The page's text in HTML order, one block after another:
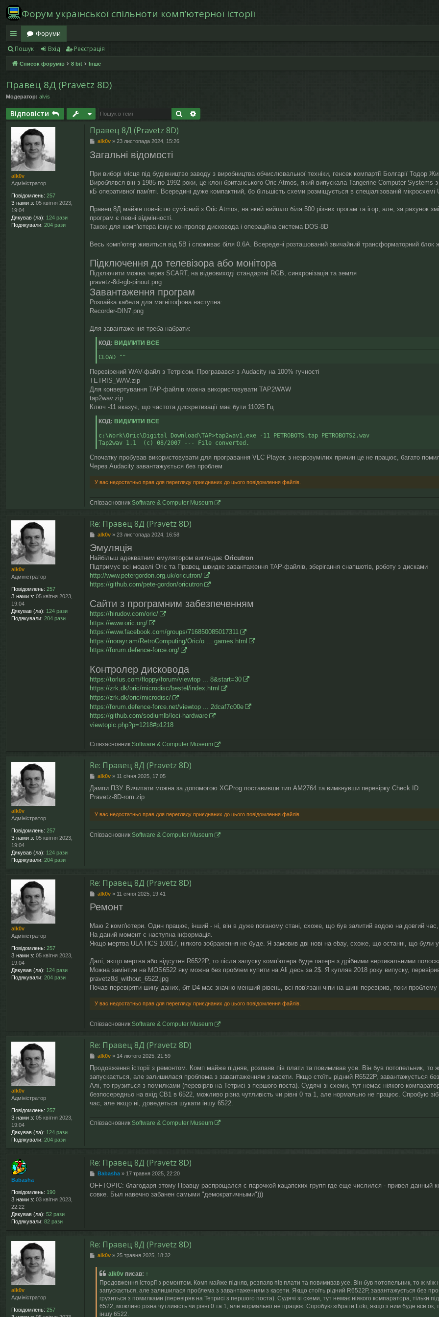
Форум української спільноти компʼютерної історії
в
и
дк
и
й
ос
ту
п
Форуми
Пошук Вхід Реєстрація
Список форумів 8 bit Інше
Правец 8Д (Pravetz 8D)
Модератор: alvis
Відповісти Пошук
alk0v
Адміністратор
Повідомлень: 257
З нами з: 05 квітня 2023,
19:04
Дякував (ла): 124 рази
Подякували: 204 рази
Правец 8Д (Pravetz 8D)
П
в
о
м
л
н
я
alk0v» 23 листопада 2024, 15:26
Загальні відомості
При виборі місця під будівництво заводу з виробництва обчислювальної техніки, генсек компартії Болгарії Тодор
Вироблявся він з 1985 по 1992 роки, це клон британського Oric Atmos, який випускала Tangerine Computer
кБ оперативної пам'яті. Всередині дуже компактний, бо більшість схеми розміщується в спеціалізованій мікросхемі
Правец 8Д майже повністю сумісний з Oric Atmos, на який вийшло біля 500 різних прогам та ігор, але, за рахунок
програм є певні відмінності.
Також для комп'ютера існує контролер дисковода і операційна система DOS-8D
Весь комп'ютер живиться від 5В і споживає біля 0.6А. Всередені розташований звичайний трансформаторний блок
Підключення до телевізора або монітора
Підключити можна через SCART, на відеовиході стандартні RGB, синхронізація та земля
pravetz-8d-rgb-pinout.png
Завантаження програм
Розпайка кабеля для магнітофона наступна:
Recorder-DIN7.png
Для завантаження треба набрати:
КОД: ВИДІЛИТИ ВСЕ
CLOAD ""
Перевірений WAV-файл з Тетрісом. Програвався з Audacity на 100% гучності
TETRIS_WAV.zip
Для конвертування TAP-файлів можна використовувати TAP2WAW
tap2wav.zip
Ключ -11 вказує, що частота дискретизації має бути 11025 Гц
КОД: ВИДІЛИТИ ВСЕ
c:\Work\Oric\Digital Download\TAP>tap2wav1.exe -11 PETROBOTS.tap PETROBOTS2.wav
Tap2wav 1.1  (c) 08/2007 --- File converted.
Спочатку пробував використовувати для програвання VLC Player, з незрозумілих причин це не працює, багато
Через Audacity завантажується без проблем
У вас недостатньо прав для перегляду приєднаних до цього повідомлення файлів.
Співзасновник Software & Computer Museum
alk0v
Адміністратор
Повідомлень: 257
З нами з: 05 квітня 2023,
19:04
Дякував (ла): 124 рази
Подякували: 204 рази
Re: Правец 8Д (Pravetz 8D)
П
в
і
о
м
л
н
н
я
alk0v» 23 листопада 2024, 16:58
Эмуляція
Найбільш адекватним емулятором виглядає Oricutron
Підтримує всі моделі Oric та Правец, швидке завантаження TAP-файлів, зберігання снапшотів, роботу з дисками
http://www.petergordon.org.uk/oricutron/
https://github.com/pete-gordon/oricutron
Сайти з програмним забезпеченням
https://hirudov.com/oric/
https://www.oric.org/
https://www.facebook.com/groups/716850085017311
https://norayr.am/RetroComputing/Oric/o ... games.html
https://forum.defence-force.org/
Контролер дисковода
https://torlus.com/floppy/forum/viewtop ... 8&start=30
https://zrk.dk/oric/microdisc/bestel/index.html
https://zrk.dk/oric/microdisc/
https://forum.defence-force.net/viewtop ... 2dcaf7c00e
https://github.com/sodiumlb/loci-hardware
viewtopic.php?p=1218#p1218
Співзасновник Software & Computer Museum
alk0v
Адміністратор
Повідомлень: 257
З нами з: 05 квітня 2023,
19:04
Дякував (ла): 124 рази
Подякували: 204 рази
Re: Правец 8Д (Pravetz 8D)
П
в
і
о
е
alk0v» 11 січня 2025, 17:05
Дампи ПЗУ. Вичитати можна за допомогою XGProg поставивши тип AM2764 та вимкнувши перевірку Check ID.
Pravetz-8D-rom.zip
У вас недостатньо прав для перегляду приєднаних до цього повідомлення файлів.
Співзасновник Software & Computer Museum
alk0v
Адміністратор
Повідомлень: 257
З нами з: 05 квітня 2023,
19:04
Дякував (ла): 124 рази
Подякували: 204 рази
Re: Правец 8Д (Pravetz 8D)
П
в
о
м
л
н
я
alk0v» 11 січня 2025, 19:41
Ремонт
Маю 2 комп'ютери. Один працює, інший - ні, він в дуже поганому стані, схоже, що був залитий водою на довгий час,
На даний момент є наступна інформація.
Якщо мертва ULA HCS 10017, ніякого зображення не буде. Я замовив дві нові на ebay, схоже, що останні, що були
Далі, якщо мертва або відсутня R6522P, то після запуску комп'ютера буде патерн з дрібними вертикальними
Можна замінтии на MOS6522 яку можна без проблем купити на Ali десь за 2$. Я купляв 2018 року випуску,
pravetz8d_without_6522.jpg
Почав перевіряти шину даних, біт D4 має значно менший рівень, всі пов'язані чіпи на шині перевірив, поки
У вас недостатньо прав для перегляду приєднаних до цього повідомлення файлів.
Співзасновник Software & Computer Museum
alk0v
Адміністратор
Повідомлень: 257
З нами з: 05 квітня 2023,
19:04
Дякував (ла): 124 рази
Подякували: 204 рази
Re: Правец 8Д (Pravetz 8D)
П
в
і
д
о
л
н
alk0v» 14 лютого 2025, 21:59
Продовження історії з ремонтом. Комп майже підняв, розпаяв пів плати та повимивав усе. Він був потопельник,
запускається, але залишилася проблема з завантаженням з касети. Якщо стоїть рідний R6522P, завантажується
Алі, то грузиться з помилками (перевіряв на Тетрисі з першого поста). Судячі зі схеми, тут немає ніякого
безпосередньо на вхід CB1 в 6522, можливо різна чутливість чи рівні 0 та 1, але нормально не працює. Спробую
час, але якщо ні, доведеться шукати іншу 6522.
Співзасновник Software & Computer Museum
Babasha
Повідомлень: 190
З нами з: 03 квітня 2023,
22:22
Дякував (ла): 52 рази
Подякували: 82 рази
Re: Правец 8Д (Pravetz 8D)
П
в
і
н
я
Babasha» 17 травня 2025, 22:20
OFFTOPIC: благодаря этому Правцу распрощался с парочкой кацапских групп где еще числился - привел данный
совке. Был навечно забанен самыми "демократичными")))
alk0v
Адміністратор
Повідомлень: 257
Re: Правец 8Д (Pravetz 8D)
Пalk0v» 25 травня 2025, 18:32
alk0v писав: ↑
Продовження історії з ремонтом. Комп майже підняв, розпаяв пів плати та повимивав усе. Він був потопельник, то ж
запускається, але залишилася проблема з завантаженням з касети. Якщо стоїть рідний R6522P, завантажується без
грузиться з помилками (перевіряв на Тетрисі з першого поста). Судячі зі схеми, тут немає ніякого компаратора, тільки
6522, можливо різна чутливість чи рівні 0 та 1, але нормально не працює. Спробую зібрати Lokі, якщо з ним буде все
іншу 6522.